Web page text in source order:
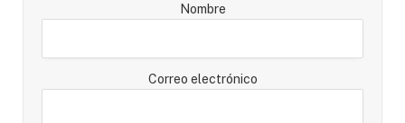
Nombre
Correo electrónico